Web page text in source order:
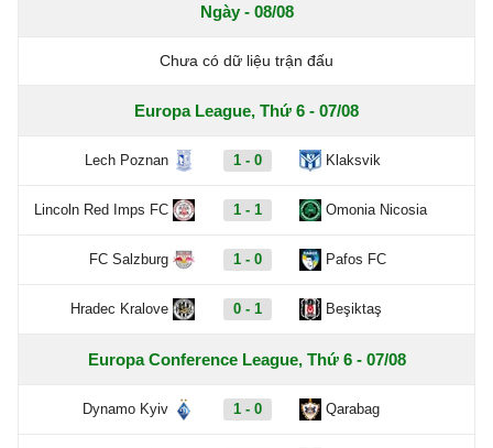
Ngày - 08/08
Chưa có dữ liệu trận đấu
Europa League, Thứ 6 - 07/08
Lech Poznan 1 - 0 Klaksvik
Lincoln Red Imps FC 1 - 1 Omonia Nicosia
FC Salzburg 1 - 0 Pafos FC
Hradec Kralove 0 - 1 Beşiktaş
Europa Conference League, Thứ 6 - 07/08
Dynamo Kyiv 1 - 0 Qarabag